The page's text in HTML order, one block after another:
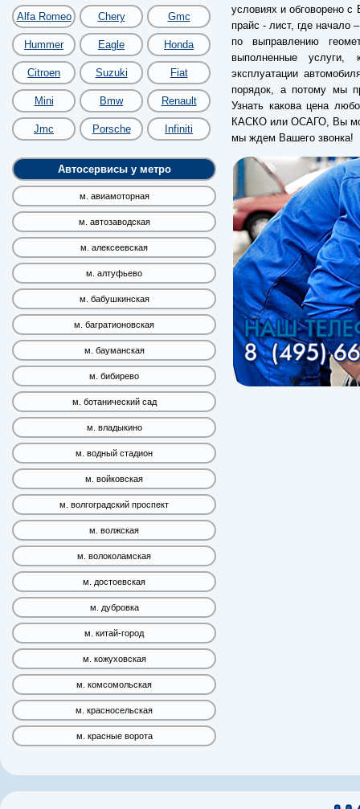
Alfa Romeo Chery Gmc
Hummer Eagle Honda
Citroen Suzuki Fiat
Mini Bmw Renault
Jmc Porsche Infiniti
Автосервисы у метро
м. авиамоторная
м. автозаводская
м. алексеевская
м. алтуфьево
м. бабушкинская
м. багратионовская
м. бауманская
м. бибирево
м. ботанический сад
м. владыкино
м. водный стадион
м. войковская
м. волгоградский проспект
м. волжская
м. волоколамская
м. достоевская
м. дубровка
м. китай-город
м. кожуховская
м. комсомольская
м. красносельская
м. красные ворота
условиях и обговорено
прайс - лист, где начало
по выправлению
выполненные
эксплуатации
порядок, а потому мы
Узнать какова цена
КАСКО или ОСАГО, Вы
мы ждем Вашего звонка!